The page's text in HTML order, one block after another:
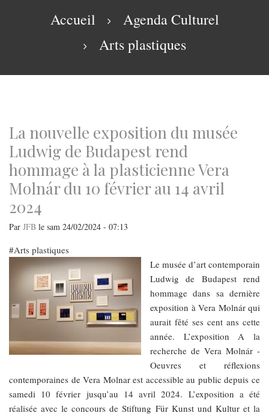
d'ArianeAccueil
Agenda Culturel
Arts plastiques
La nouvelle exposition du musée
Ludwig de Budapest rend
hommage à la plasticienne Vera
Molnár du 10 février au 14 avril
2024
Par JFB le sam 24/02/2024 - 07:13
Arts plastiques
Le musée d’art contemporain
Ludwig de Budapest rend
hommage dans sa dernière
exposition à Vera Molnár qui
aurait fêté ses cent ans cette
année. L’exposition A la
recherche de Vera Molnár -
Oeuvres et réflexions
contemporaines de Vera Molnar est accessible au public depuis ce
samedi 10 février jusqu’au 14 avril 2024. L’exposition a été
réalisée avec le concours de Stiftung Für Kunst und Kultur et la